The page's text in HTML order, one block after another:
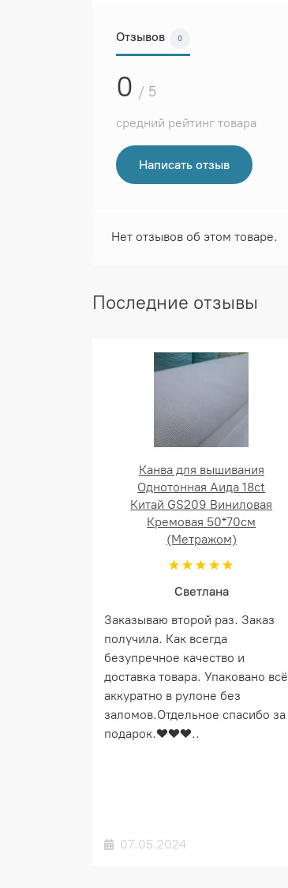
Отзывов 0
0 / 5
средний рейтинг товара
Написать отзыв
Нет отзывов об этом товаре.
Последние отзывы
Канва для вышивания
Однотонная Аида 18ct
Китай GS209 Виниловая
Кремовая 50*70см
(Метражом)
Светлана
Заказываю второй раз. Заказ
получила. Как всегда
безупречное качество и
доставка товара. Упаковано всё
аккуратно в рулоне без
заломов.Отдельное спасибо за
подарок.❤️❤️❤️..
07.05.2024